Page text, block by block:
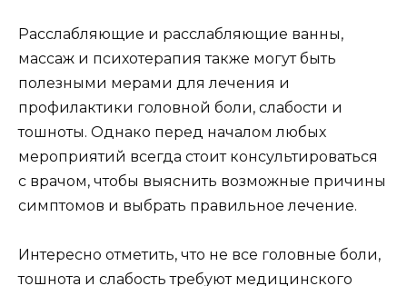
Расслабляющие и расслабляющие ванны,
массаж и психотерапия также могут быть
полезными мерами для лечения и
профилактики головной боли, слабости и
тошноты. Однако перед началом любых
мероприятий всегда стоит консультироваться
с врачом, чтобы выяснить возможные причины
симптомов и выбрать правильное лечение.
Интересно отметить, что не все головные боли,
тошнота и слабость требуют медицинского